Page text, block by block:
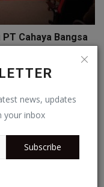
news, updates
your inbox
Subscribe
Cahaya Bangsa